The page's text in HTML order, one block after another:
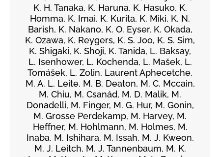
K. H. Tanaka, K. Haruna, K. Hasuko, K.
Homma, K. Imai, K. Kurita, K. Miki, K. N.
Barish, K. Nakano, K. O. Eyser, K. Okada,
K. Ozawa, K. Reygers, K. S. Joo, K. S. Sim,
K. Shigaki, K. Shoji, K. Tanida, L. Baksay,
L. Isenhower, L. Kochenda, L. Mašek, L.
Tomášek, L. Zolin, Laurent Aphecetche,
M. A. L. Leite, M. B. Deaton, M. C. Mccain,
M. Chiu, M. Csanád, M. D. Malik, M.
Donadelli, M. Finger, M. G. Hur, M. Gonin,
M. Grosse Perdekamp, M. Harvey, M.
Heffner, M. Hohlmann, M. Holmes, M.
Inaba, M. Ishihara, M. Issah, M. J. Kweon,
M. J. Leitch, M. J. Tannenbaum, M. K.